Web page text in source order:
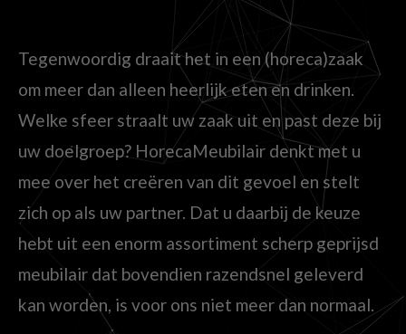
Tegenwoordig draait het in een (horeca)zaak
om meer dan alleen heerlijk eten en drinken.
Welke sfeer straalt uw zaak uit en past deze bij
uw doelgroep? HorecaMeubilair denkt met u
mee over het creëren van dit gevoel en stelt
zich op als uw partner. Dat u daarbij de keuze
hebt uit een enorm assortiment scherp geprijsd
meubilair dat bovendien razendsnel geleverd
kan worden, is voor ons niet meer dan normaal.